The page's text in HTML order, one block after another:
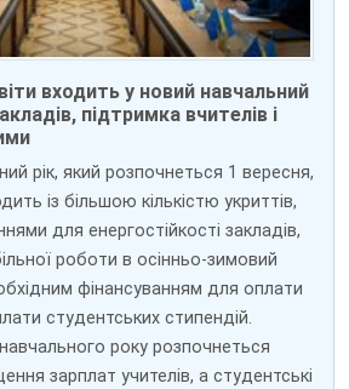
входить у новий навчальний
підтримка вчителів і
рік, який розпочнеться 1 вересня,
із більшою кількістю укриттів,
для енергостійкості закладів,
роботи в осінньо-зимовий
фінансуванням для оплати
студентських стипендій.
року розпочнеться
зарплат учителів, а студентські